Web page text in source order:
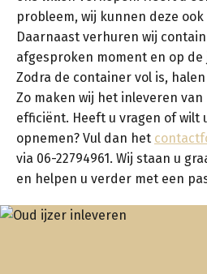
probleem, wij kunnen deze
Daarnaast verhuren wij
afgesproken moment en op
Zodra de container vol is,
Zo maken wij het inleveren
efficiënt. Heeft u vragen of wilt
opnemen? Vul dan het
via 06-22794961. Wij staan u
en helpen u verder met een